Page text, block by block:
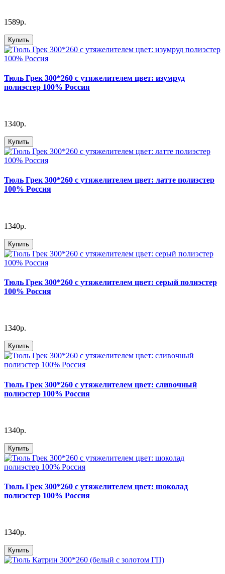
1589р.
Купить
Тюль Грек 300*260 с утяжелителем цвет: изумруд
полиэстер 100% Россия
1340р.
Купить
Тюль Грек 300*260 с утяжелителем цвет: латте полиэстер
100% Россия
1340р.
Купить
Тюль Грек 300*260 с утяжелителем цвет: серый полиэстер
100% Россия
1340р.
Купить
Тюль Грек 300*260 с утяжелителем цвет: сливочный
полиэстер 100% Россия
1340р.
Купить
Тюль Грек 300*260 с утяжелителем цвет: шоколад
полиэстер 100% Россия
1340р.
Купить